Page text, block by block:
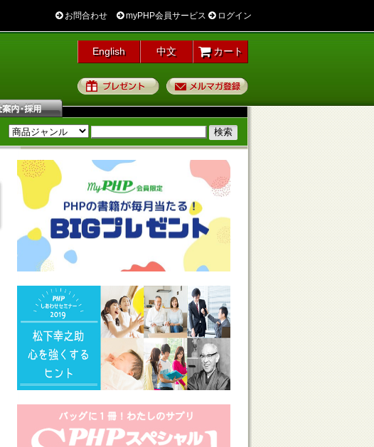
お問合わせ myPHP会員サービス ログイン
English 中文 カート
プレゼント